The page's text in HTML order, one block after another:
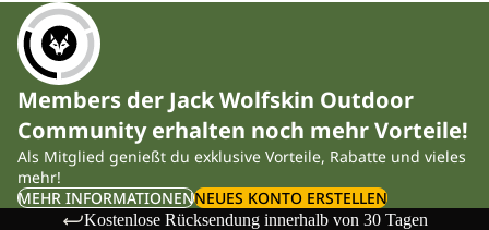
Members der Jack Wolfskin Outdoor
Community erhalten noch mehr Vorteile!
Als Mitglied genießt du exklusive Vorteile, Rabatte und vieles
mehr!
MEHR INFORMATIONENNEUES KONTO ERSTELLEN
Kostenlose Rücksendung innerhalb von 30 Tagen